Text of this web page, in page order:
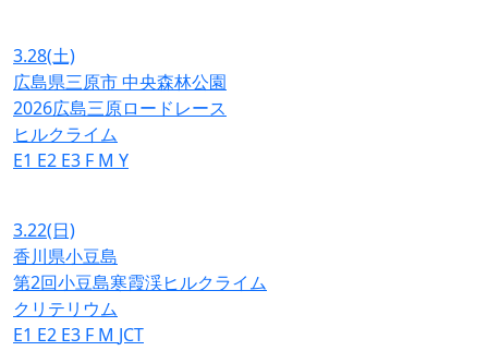
3.28(土)
広島県三原市 中央森林公園
2026広島三原ロードレース
ヒルクライム
E1 E2 E3 F M Y
3.22(日)
香川県小豆島
第2回小豆島寒霞渓ヒルクライム
クリテリウム
E1 E2 E3 F M JCT